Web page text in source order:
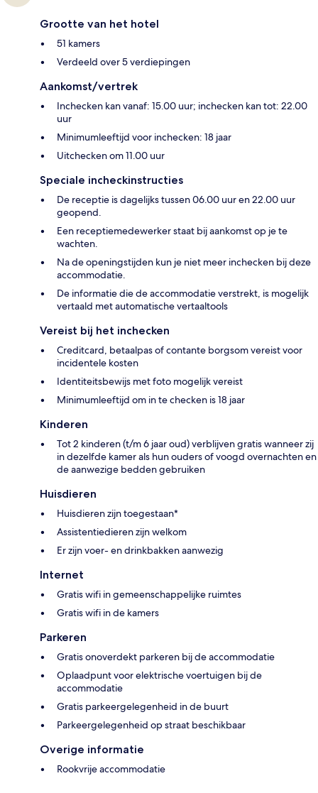
Grootte van het hotel
51 kamers
Verdeeld over 5 verdiepingen
Aankomst/vertrek
Inchecken kan vanaf: 15.00 uur; inchecken kan tot: 22.00
uur
Minimumleeftijd voor inchecken: 18 jaar
Uitchecken om 11.00 uur
Speciale incheckinstructies
De receptie is dagelijks tussen 06.00 uur en 22.00 uur
geopend.
Een receptiemedewerker staat bij aankomst op je te
wachten.
Na de openingstijden kun je niet meer inchecken bij deze
accommodatie.
De informatie die de accommodatie verstrekt, is mogelijk
vertaald met automatische vertaaltools
Vereist bij het inchecken
Creditcard, betaalpas of contante borgsom vereist voor
incidentele kosten
Identiteitsbewijs met foto mogelijk vereist
Minimumleeftijd om in te checken is 18 jaar
Kinderen
Tot 2 kinderen (t/m 6 jaar oud) verblijven gratis wanneer zij
in dezelfde kamer als hun ouders of voogd overnachten en
de aanwezige bedden gebruiken
Huisdieren
Huisdieren zijn toegestaan*
Assistentiedieren zijn welkom
Er zijn voer- en drinkbakken aanwezig
Internet
Gratis wifi in gemeenschappelijke ruimtes
Gratis wifi in de kamers
Parkeren
Gratis onoverdekt parkeren bij de accommodatie
Oplaadpunt voor elektrische voertuigen bij de
accommodatie
Gratis parkeergelegenheid in de buurt
Parkeergelegenheid op straat beschikbaar
Overige informatie
Rookvrije accommodatie